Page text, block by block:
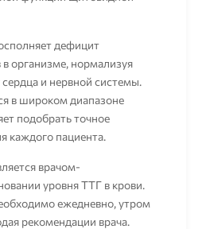
дефицит
организме, нормализуя
и нервной системы.
в широком диапазоне
подобрать точное
каждого пациента.
врачом-
уровня ТТГ в крови.
ежедневно, утром
рекомендации врача.